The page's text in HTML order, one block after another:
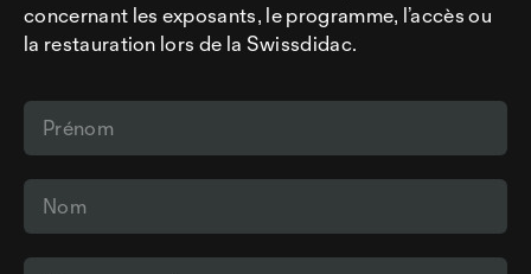
concernant les exposants, le programme, l’accès ou
la restauration lors de la Swissdidac.